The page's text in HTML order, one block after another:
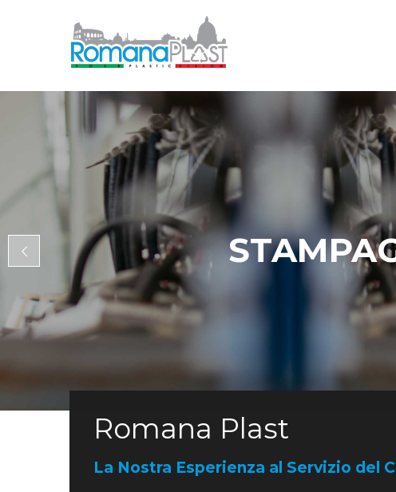
Romana Plast
La Nostra Esperienza al Servizio del